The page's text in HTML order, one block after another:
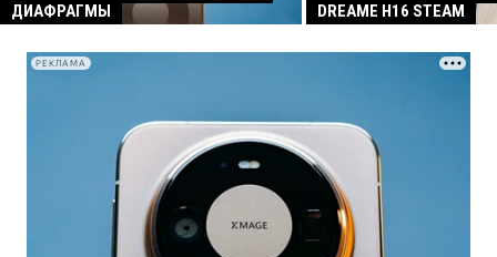
ДИАФРАГМЫ
DREAME H16 STEAM
РЕКЛАМА